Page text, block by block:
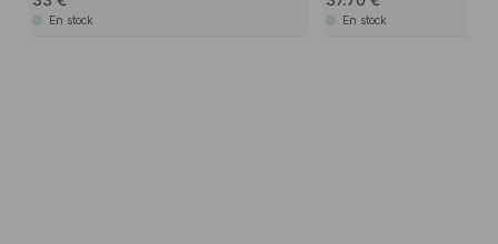
En stock En stock